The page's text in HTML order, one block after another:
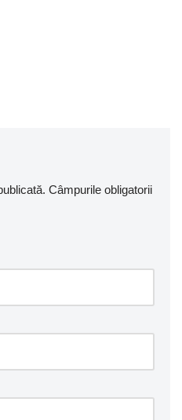
Câmpurile obligatorii